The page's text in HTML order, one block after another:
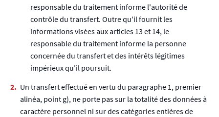
responsable du traitement informe l'autorité de
contrôle du transfert. Outre qu'il fournit les
informations visées aux articles 13 et 14, le
responsable du traitement informe la personne
concernée du transfert et des intérêts légitimes
impérieux qu'il poursuit.
Un transfert effectué en vertu du paragraphe 1, premier
alinéa, point g), ne porte pas sur la totalité des données à
caractère personnel ni sur des catégories entières de